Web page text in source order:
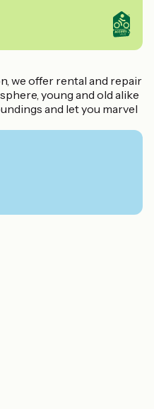
we offer rental and repair
young and old alike
and let you marvel